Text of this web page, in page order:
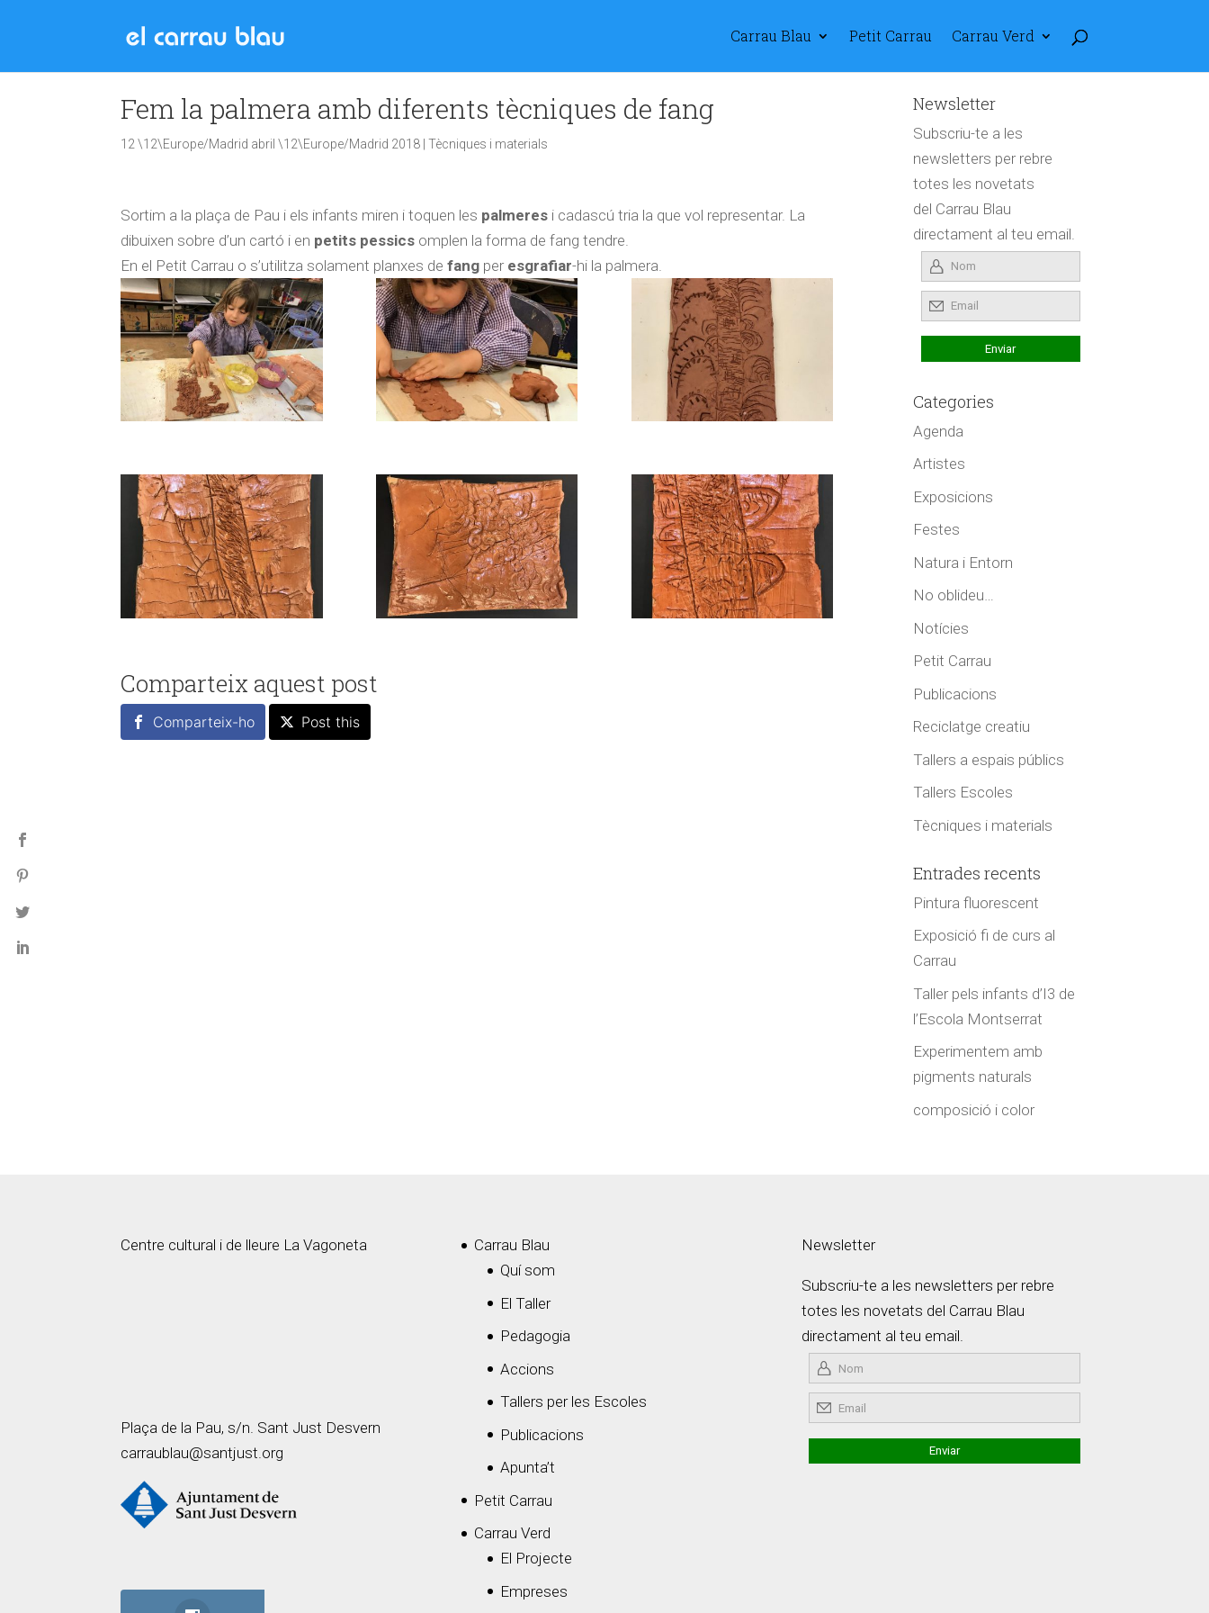
Carrau Blau Petit Carrau Carrau Verd
Fem la palmera amb diferents tècniques de fang
12 \12\Europe/Madrid abril \12\Europe/Madrid 2018 |Tècniques i materials
Sortim a la plaça de Pau i els infants miren i toquen les palmeres i cadascú tria la que vol representar. La
dibuixen sobre d’un cartó i en petits pessics omplen la forma de fang tendre.
En el Petit Carrau o s’utilitza solament planxes defang per esgrafiar-hi la palmera.
Comparteix aquest post
Comparteix-ho Post this
Newsletter
Subscriu-te a les
newsletters per rebre
totes les novetats
del Carrau Blau
directament al teu email.
Categories
Agenda
Artistes
Exposicions
Festes
Natura i Entorn
No oblideu…
Notícies
Petit Carrau
Publicacions
Reciclatge creatiu
Tallers a espais públics
Tallers Escoles
Tècniques i materials
Entrades recents
Pintura fluorescent
Exposició fi de curs al
Carrau
Taller pels infants d’I3 de
l’Escola Montserrat
Experimentem amb
pigments naturals
composició i color
Centre cultural i de lleure La Vagoneta
Plaça de la Pau, s/n. Sant Just Desvern
carraublau@santjust.org
Carrau Blau
Quí som
El Taller
Pedagogia
Accions
Tallers per les Escoles
Publicacions
Apunta’t
Petit Carrau
Carrau Verd
El Projecte
Empreses
Newsletter
Subscriu-te a les newsletters per rebre
totes les novetats del Carrau Blau
directament al teu email.